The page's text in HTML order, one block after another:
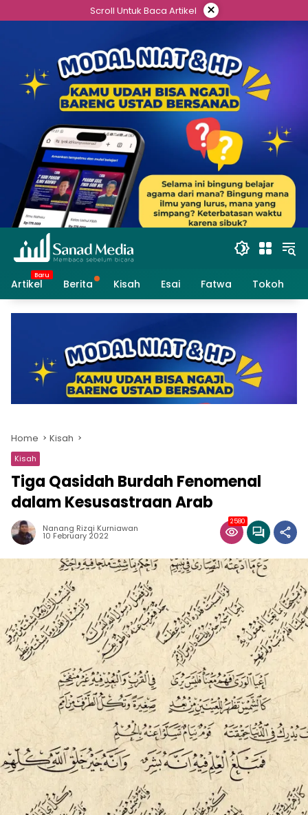
to
Scroll Untuk Baca Artikel ×
Artikel Berita Kisah Esai Fatwa Tokoh
Home Kisah
Kisah
Tiga Qasidah Burdah Fenomenal
dalam Kesusastraan Arab
Nanang Rizqi Kurniawan
10 February 2022
2580